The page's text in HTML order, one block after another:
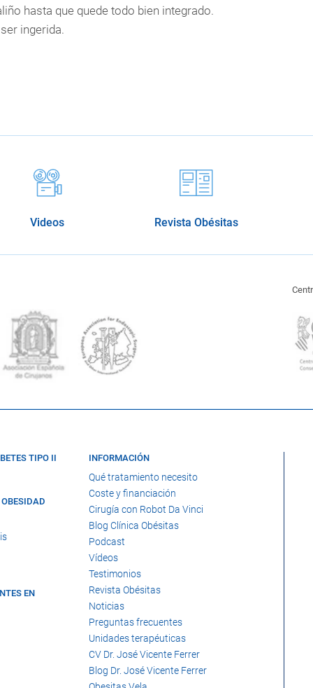
hasta que quede todo bien integrado.
ingerida.
Videos Revista Obésitas
TIPO II
EN
INFORMACIÓN
Qué tratamiento necesito
Coste y financiación
Cirugía con Robot Da Vinci
Blog Clínica Obésitas
Podcast
Vídeos
Testimonios
Revista Obésitas
Noticias
Preguntas frecuentes
Unidades terapéuticas
CV Dr. José Vicente Ferrer
Blog Dr. José Vicente Ferrer